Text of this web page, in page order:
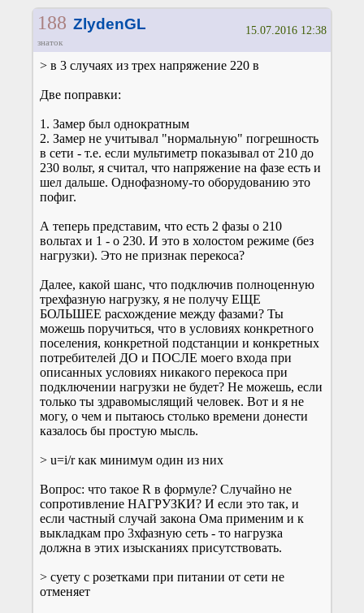
188 ZlydenGL
знаток
15.07.2016 12:38
> в 3 случаях из трех напряжение 220 в
Две поправки:
1. Замер был однократным
2. Замер не учитывал "нормальную" погрешность
в сети - т.е. если мультиметр показывал от 210 до
230 вольт, я считал, что напряжение на фазе есть и
шел дальше. Однофазному-то оборудованию это
пофиг.
А теперь представим, что есть 2 фазы о 210
вольтах и 1 - о 230. И это в холостом режиме (без
нагрузки). Это не признак перекоса?
Далее, какой шанс, что подключив полноценную
трехфазную нагрузку, я не получу ЕЩЕ
БОЛЬШЕЕ расхождение между фазами? Ты
можешь поручиться, что в условиях конкретного
поселения, конкретной подстанции и конкретных
потребителей ДО и ПОСЛЕ моего входа при
описанных условиях никакого перекоса при
подключении нагрузки не будет? Не можешь, если
только ты здравомыслящий человек. Вот и я не
могу, о чем и пытаюсь столько времени донести
казалось бы простую мысль.
> u=i/r как минимум один из них
Вопрос: что такое R в формуле? Случайно не
сопротивление НАГРУЗКИ? И если это так, и
если частный случай закона Ома применим и к
выкладкам про 3хфазную сеть - то нагрузка
должна в этих изысканиях присутствовать.
> суету с розетками при питании от сети не
отменяет